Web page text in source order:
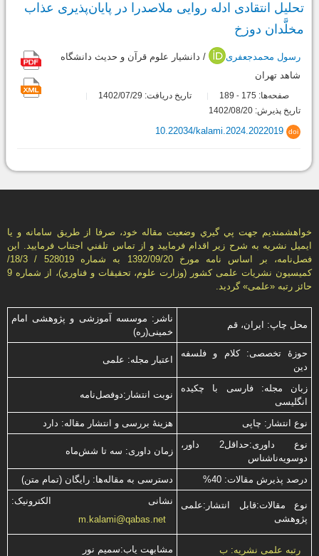
تحلیل انتقادی ادله روایی ملاصدرا در پایان‌پذیری عذاب
مخلَّدان دوزخ
رسول محمدجعفری
/ دانشیار علوم قرآن و حدیث دانشگاه
شاهد تهران
صفحه‌ها: 175
-
تاریخ دریافت: 1402/07/29
تاریخ پذیرش: 1402/08/20
doi
10.22034/kalami.2024.2022019
خواهشمنديم جهت پي گيري وضعيت مقاله خود، صرفا از طريق سامانه و يا
ايميل نشريه به شرح زير اقدام فرماييد و از تماس تلفني اجتناب فرماييد. اين
فصل‌نامه، بر اساس نامه مورخ 1392/09/20 به شماره 528019 / 18/3/
كميسيون نشريات علمی كشور (وزارت علوم، تحقيقات و فناوري)، از شماره 9
حائز رتبه «علمی» گرديد.
محل چاپ: ایران، قم
ناشر: موسسه آموزشی و پژوهشی امام
خمینی(ره)
حوزۀ تخصصی: کلام و فلسفه
دین
اعتبار مجله: علمی
زبان مجله: فارسی با چكیده
انگلیسی
نوبت انتشار:دوفصل‌نامه
نوع انتشار: چاپی
هزینۀ بررسی و انتشار مقاله: دارد
نوع داوری:حداقل2 داور،
دوسویه‌ناشناس
زمان داوری: سه تا شش‌ماه
درصد پذیرش مقالات: 40% دسترسی به مقاله‌ها: رایگان (تمام متن)
نوع مقالات:قابل انتشار:علمی
پژوهشی
نشانی الکترونیک:
m.kalami@qabas.net
رتبه علمی نشریه: ب مشابهت ياب:سميم نور